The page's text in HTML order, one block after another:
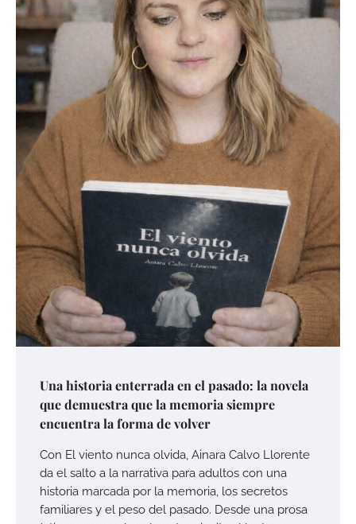
Una historia enterrada en el pasado: la novela
que demuestra que la memoria siempre
encuentra la forma de volver
Con El viento nunca olvida, Ainara Calvo Llorente
da el salto a la narrativa para adultos con una
historia marcada por la memoria, los secretos
familiares y el peso del pasado. Desde una prosa